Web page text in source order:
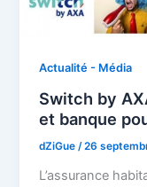
Actualité - Média
Switch by
et banque
dZiGue /26
L’assurance